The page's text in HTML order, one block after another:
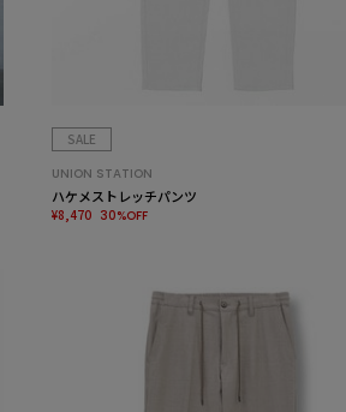
SALE
UNION STATION
ハケメストレッチパンツ
¥8,470 30%OFF